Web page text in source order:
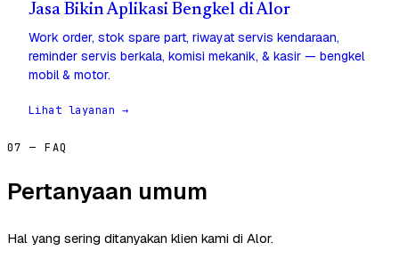
Jasa Bikin Aplikasi Bengkel di Alor
Work order, stok spare part, riwayat servis kendaraan,
reminder servis berkala, komisi mekanik, & kasir — bengkel
mobil & motor.
Lihat layanan →
07 — FAQ
Pertanyaan umum
Hal yang sering ditanyakan klien kami di Alor.